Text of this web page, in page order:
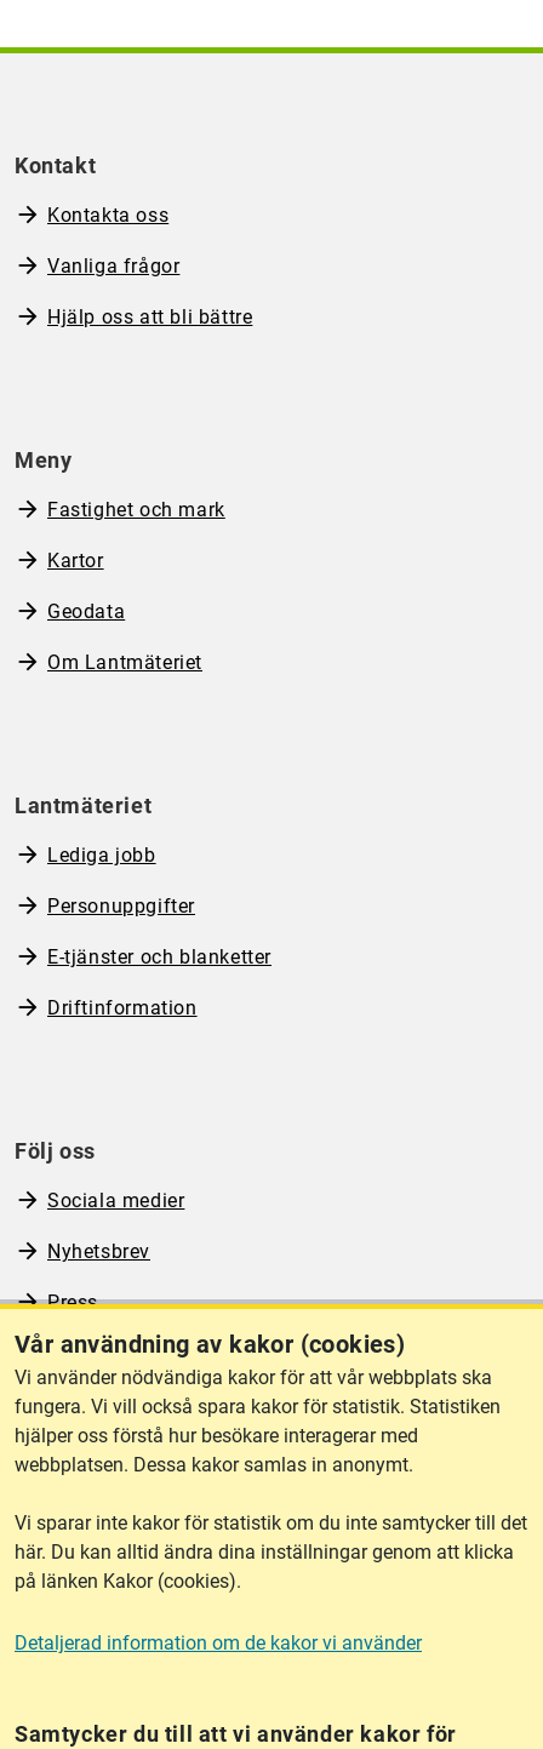
Vår användning av kakor (cookies)
Vi använder nödvändiga kakor för att vår webbplats ska
fungera. Vi vill också spara kakor för statistik. Statistiken
hjälper oss förstå hur besökare interagerar med
webbplatsen. Dessa kakor samlas in anonymt.
Vi sparar inte kakor för statistik om du inte samtycker till det
här. Du kan alltid ändra dina inställningar genom att klicka
på länken Kakor (cookies).
Detaljerad information om de kakor vi använder
Samtycker du till att vi använder kakor för
Kontakt
Kontakta oss
Vanliga frågor
Hjälp oss att bli bättre
Meny
Fastighet och mark
Kartor
Geodata
Om Lantmäteriet
Lantmäteriet
Lediga jobb
Personuppgifter
E-tjänster och blanketter
Driftinformation
Följ oss
Sociala medier
Nyhetsbrev
Press
RSS
Om webbplatsen
Tillgänglighet
Other languages
Kakor (cookies)